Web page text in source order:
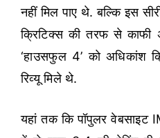
नहीं मिल पाए थे. बल्कि इस
क्रिटिक्स की तरफ से काफी
‘हाउसफुल 4’ को अधिकांश
रिव्यू मिले थे.
यहां तक कि पॉपुलर वेबसाइट